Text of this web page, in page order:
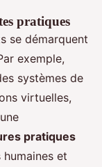
pratiques
se démarquent
exemple,
systèmes de
virtuelles,
pratiques
et